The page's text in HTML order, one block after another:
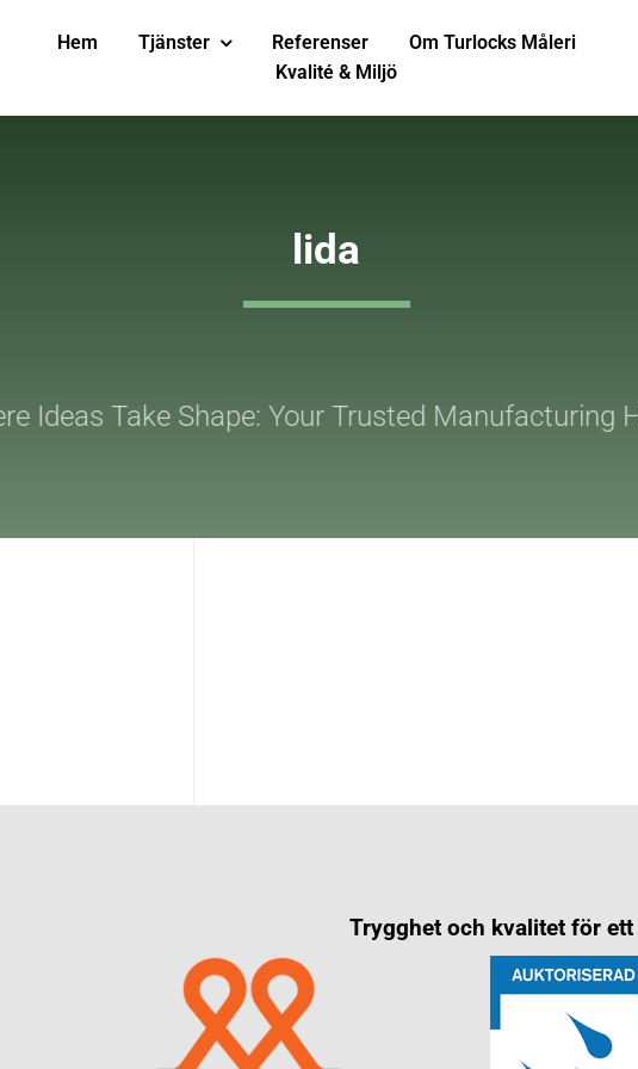
Hem Tjänster Referenser
Om Turlocks Måleri
Kvalité & Miljö
lida
Take Shape: Your Trusted Manufacturing
Trygghet och kvalitet för